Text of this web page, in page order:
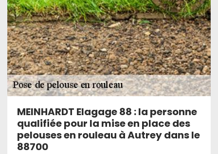
MEINHARDT Elagage 88 : la personne
qualifiée pour la mise en place des
pelouses en rouleau à Autrey dans le
88700